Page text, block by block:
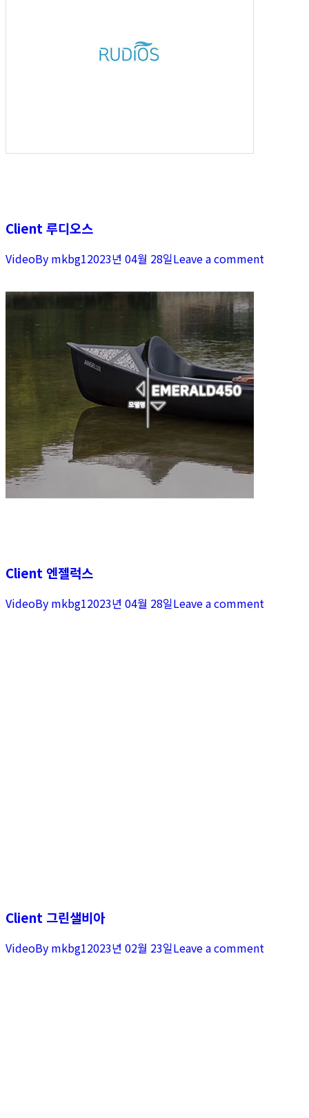
Client 루디오스
VideoBy mkbg12023년 04월 28일Leave a comment
Client 엔젤럭스
VideoBy mkbg12023년 04월 28일Leave a comment
Client 그린샐비아
VideoBy mkbg12023년 02월 23일Leave a comment